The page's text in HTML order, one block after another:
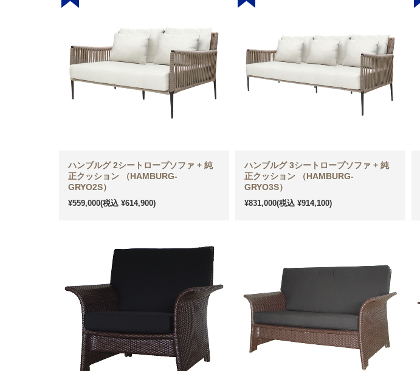
ハンブルグ 2シートロープソファ + 純
正クッション （HAMBURG-
GRYO2S）
¥559,000(税込 ¥614,900)
ハンブルグ 3シートロープソファ + 純
正クッション （HAMBURG-
GRYO3S）
¥831,000(税込 ¥914,100)